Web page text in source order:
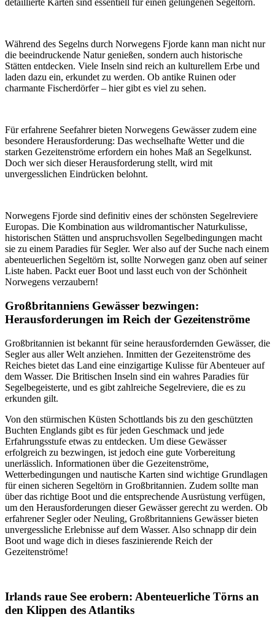
detaillierte Karten sind essentiell für einen gelungenen Segeltörn.
Während des Segelns durch Norwegens Fjorde kann man nicht nur
die beeindruckende Natur genießen, sondern auch historische
Stätten entdecken. Viele Inseln sind reich an kulturellem Erbe und
laden dazu ein, erkundet zu werden. Ob antike Ruinen oder
charmante Fischerdörfer – hier gibt es viel zu sehen.
Für erfahrene Seefahrer bieten Norwegens Gewässer zudem eine
besondere Herausforderung: Das wechselhafte Wetter und die
starken Gezeitenströme erfordern ein hohes Maß an Segelkunst.
Doch wer sich dieser Herausforderung stellt, wird mit
unvergesslichen Eindrücken belohnt.
Norwegens Fjorde sind definitiv eines der schönsten Segelreviere
Europas. Die Kombination aus wildromantischer Naturkulisse,
historischen Stätten und anspruchsvollen Segelbedingungen macht
sie zu einem Paradies für Segler. Wer also auf der Suche nach einem
abenteuerlichen Segeltörn ist, sollte Norwegen ganz oben auf seiner
Liste haben. Packt euer Boot und lasst euch von der Schönheit
Norwegens verzaubern!
Großbritanniens Gewässer bezwingen:
Herausforderungen im Reich der Gezeitenströme
Großbritannien ist bekannt für seine herausfordernden Gewässer, die
Segler aus aller Welt anziehen. Inmitten der Gezeitenströme des
Reiches bietet das Land eine einzigartige Kulisse für Abenteuer auf
dem Wasser. Die Britischen Inseln sind ein wahres Paradies für
Segelbegeisterte, und es gibt zahlreiche Segelreviere, die es zu
erkunden gilt.
Von den stürmischen Küsten Schottlands bis zu den geschützten
Buchten Englands gibt es für jeden Geschmack und jede
Erfahrungsstufe etwas zu entdecken. Um diese Gewässer
erfolgreich zu bezwingen, ist jedoch eine gute Vorbereitung
unerlässlich. Informationen über die Gezeitenströme,
Wetterbedingungen und nautische Karten sind wichtige Grundlagen
für einen sicheren Segeltörn in Großbritannien. Zudem sollte man
über das richtige Boot und die entsprechende Ausrüstung verfügen,
um den Herausforderungen dieser Gewässer gerecht zu werden. Ob
erfahrener Segler oder Neuling, Großbritanniens Gewässer bieten
unvergessliche Erlebnisse auf dem Wasser. Also schnapp dir dein
Boot und wage dich in dieses faszinierende Reich der
Gezeitenströme!
Irlands raue See erobern: Abenteuerliche Törns an
den Klippen des Atlantiks